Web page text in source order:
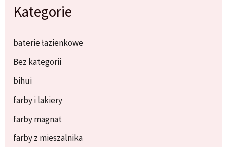
Kategorie
baterie łazienkowe
Bez kategorii
bihui
farby i lakiery
farby magnat
farby z mieszalnika